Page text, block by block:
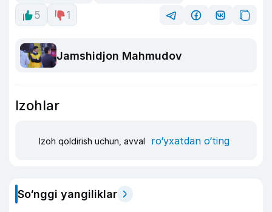
5
1
Jamshidjon Mahmudov
Izohlar
Izoh qoldirish uchun, avval ro‘yxatdan o‘ting
So‘nggi yangiliklar